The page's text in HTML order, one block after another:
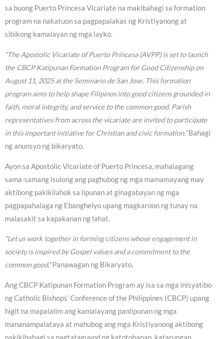
sa buong Puerto Princesa Vicariate na makibahagi sa formation
program na nakatuon sa pagpapalakas ng Kristiyanong at
sibikong kamalayan ng mga layko.
“The Apostolic Vicariate of Puerto Princesa (AVPP) is set to launch
the CBCP Katipunan Formation Program for Good Citizenship on
August 11, 2025 at the Seminario de San Jose. This formation
program aims to help shape Filipinos into good citizens grounded in
faith, moral integrity, and service to the common good. Parish
representatives from across the vicariate are invited to participate
in this important initiative for Christian and civic formation.”Bahagi
ng anunsyo ng bikaryato.
Ayon sa Apostolic Vicariate of Puerto Princesa, mahalagang
sama-samang isulong ang paghubog ng mga mamamayang may
aktibong pakikilahok sa lipunan at ginagabayan ng mga
pagpapahalaga ng Ebanghelyo upang magkaroon ng tunay na
malasakit sa kapakanan ng lahat.
“Let us work together in forming citizens whose engagement in
society is inspired by Gospel values and a commitment to the
common good,”Panawagan ng Bikaryato.
Ang CBCP Katipunan Formation Program ay isa sa mga inisyatibo
ng Catholic Bishops’ Conference of the Philippines (CBCP) upang
higit na mapalalim ang kamalayang panlipunan ng mga
mananampalataya at mahubog ang mga Kristiyanong aktibong
nakikibahagi sa pagtataguyod ng katotohanan, katarungan,